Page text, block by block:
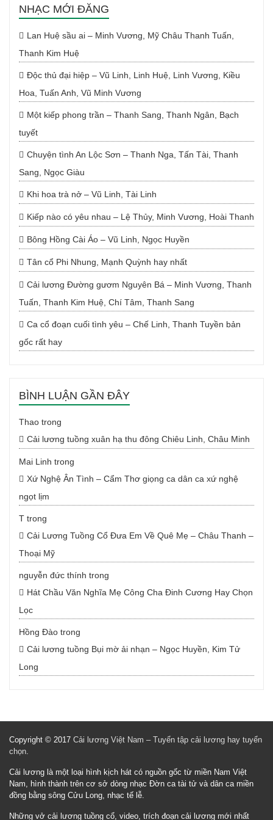
NHẠC MỚI ĐĂNG
Lan Huệ sầu ai – Minh Vương, Mỹ Châu Thanh Tuấn,
Thanh Kim Huệ
Độc thủ đại hiệp – Vũ Linh, Linh Huệ, Linh Vương, Kiều
Hoa, Tuấn Anh, Vũ Minh Vương
Một kiếp phong trần – Thanh Sang, Thanh Ngân, Bạch
tuyết
Chuyện tình An Lộc Sơn – Thanh Nga, Tấn Tài, Thanh
Sang, Ngọc Giàu
Khi hoa trà nở – Vũ Linh, Tài Linh
Kiếp nào có yêu nhau – Lệ Thủy, Minh Vương, Hoài Thanh
Bông Hồng Cài Áo – Vũ Linh, Ngọc Huyền
Tân cổ Phi Nhung, Mạnh Quỳnh hay nhất
Cải lương Đường gươm Nguyên Bá – Minh Vương, Thanh
Tuấn, Thanh Kim Huệ, Chí Tâm, Thanh Sang
Ca cổ đoạn cuối tình yêu – Chế Linh, Thanh Tuyền bản
gốc rất hay
BÌNH LUẬN GẦN ĐÂY
Thao trong
Cải lương tuồng xuân hạ thu đông Chiêu Linh, Châu Minh
Mai Linh trong
Xứ Nghệ Ân Tình – Cẩm Thơ giọng ca dân ca xứ nghệ
ngọt lịm
T trong
Cải Lương Tuồng Cổ Đưa Em Về Quê Mẹ – Châu Thanh –
Thoại Mỹ
nguyễn đức thính trong
Hát Chầu Văn Nghĩa Mẹ Công Cha Đinh Cương Hay Chọn
Lọc
Hồng Đào trong
Cải lương tuồng Bụi mờ ải nhạn – Ngọc Huyền, Kim Tử
Long
Copyright © 2017 Cải lương Việt Nam – Tuyển tập cải lương hay tuyển
chọn.
Cải lương là một loại hình kịch hát có nguồn gốc từ miền Nam Việt
Nam, hình thành trên cơ sở dòng nhạc Đờn ca tài tử và dân ca miền
đồng bằng sông Cửu Long, nhạc tế lễ.
Những vở cải lương tuồng cổ, video, trích đoạn cải lương mới nhất